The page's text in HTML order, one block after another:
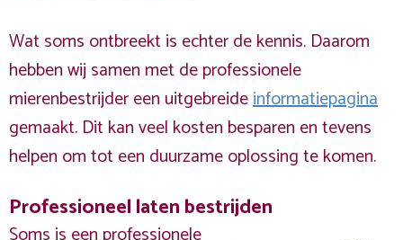
Wat soms ontbreekt is echter de kennis. Daarom
hebben wij samen met de professionele
mierenbestrijder een uitgebreideinformatiepagina
gemaakt. Dit kan veel kosten besparen en tevens
helpen om tot een duurzame oplossing te komen.
Professioneel laten bestrijden